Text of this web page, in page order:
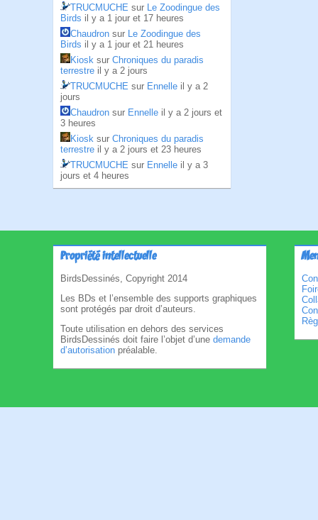
TRUCMUCHE sur Le Zoodingue des
Birds il y a 1 jour et 17 heures
Chaudron sur Le Zoodingue des
Birds il y a 1 jour et 21 heures
Kiosk sur Chroniques du paradis
terrestre il y a 2 jours
TRUCMUCHE sur Ennelle il y a 2
jours
Chaudron sur Ennelle il y a 2 jours et
3 heures
Kiosk sur Chroniques du paradis
terrestre il y a 2 jours et 23 heures
TRUCMUCHE sur Ennelle il y a 3
jours et 4 heures
Propriété intellectuelle
BirdsDessinés, Copyright 2014
Les BDs et l’ensemble des supports graphiques
sont protégés par droit d’auteurs.
Toute utilisation en dehors des services
BirdsDessinés doit faire l’objet d’une demande
d’autorisation préalable.